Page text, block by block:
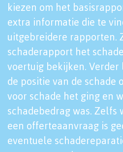
kiezen om het
extra informatie die te
uitgebreidere rapporten.
schaderapport het
voertuig bekijken.
de positie van de schade
voor schade het ging en
schadebedrag was.
een offerteaanvraag is
eventuele